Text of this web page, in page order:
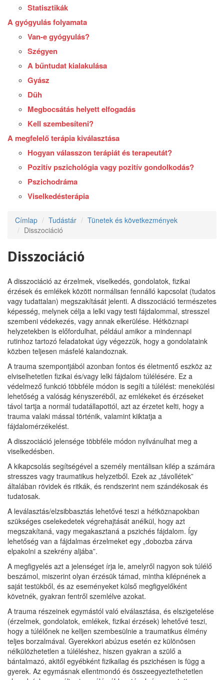
Statisztikák
A gyógyulás folyamata
Van-e gyógyulás?
Szégyen
A bűntudat kialakulása
Gyász
Düh
Megbocsátás helyett elfogadás
Kell szembesíteni?
A megfelelő terápia kiválasztása
Hogyan válasszon terápiát és terapeutát?
Pozitív pszichológia vagy pozitív gondolkodás?
Pszichodráma
Viselkedésterápia
Címlap Tudástár
Tünetek és következmények
Disszociáció
Disszociáció
A disszociáció az érzelmek, viselkedés, gondolatok, fizikai
érzések és emlékek között normálisan fennálló kapcsolat (tudatos
vagy tudattalan) megszakítását jelenti. A disszociáció természetes
képesség, melynek célja a lelki vagy testi fájdalommal, stresszel
szembeni védekezés, vagy annak elkerülése. Hétköznapi
helyzetekben is előfordulhat, például amikor a mindennapi
rutinhoz tartozó feladatokat úgy végezzük, hogy a gondolataink
közben teljesen másfelé kalandoznak.
A trauma szempontjából azonban fontos és életmentő eszköz az
elviselhetetlen fizikai és/vagy lelki fájdalom túlélésére. Ez a
védelmező funkció többféle módon is segíti a túlélést: menekülési
lehetőség a valóság kényszeréből, az emlékeket és érzéseket
távol tartja a normál tudatállapottól, azt az érzetet kelti, hogy a
trauma valaki mással történik, valamint kiiktatja a
fájdalomérzékelést.
A disszociáció jelensége többféle módon nyilvánulhat meg a
viselkedésben.
A kikapcsolás segítségével a személy mentálisan kilép a számára
stresszes vagy traumatikus helyzetből. Ezek az „távollétek”
általában rövidek és ritkák, és rendszerint nem szándékosak és
tudatosak.
A leválasztás/elzsibbasztás lehetővé teszi a hétköznapokban
szükséges cselekedetek végrehajtását anélkül, hogy azt
megszakítaná, vagy megakasztaná a pszichés fájdalom. Így
lehetőség van a fájdalmas érzelmeket egy „dobozba zárva
elpakolni a szekrény aljába”.
A megfigyelés azt a jelenséget írja le, amelyről nagyon sok túlélő
beszámol, miszerint olyan érzésük támad, mintha kilépnének a
saját testükből, és az eseményeket külső megfigyelőként
követnék, gyakran fentről szemlélve azokat.
A trauma részeinek egymástól való elválasztása, és elszigetelése
(érzelmek, gondolatok, emlékek, fizikai érzések) lehetővé teszi,
hogy a túlélőnek ne kelljen szembesülnie a traumatikus élmény
teljes borzalmával. Gyerekkori abúzus esetén ez különösen
nélkülözhetetlen a túléléshez, hiszen gyakran a szülő a
bántalmazó, akitől egyébként fizikailag és pszichésen is függ a
gyerek. Az egymásnak ellentmondó és összeegyeztethetetlen